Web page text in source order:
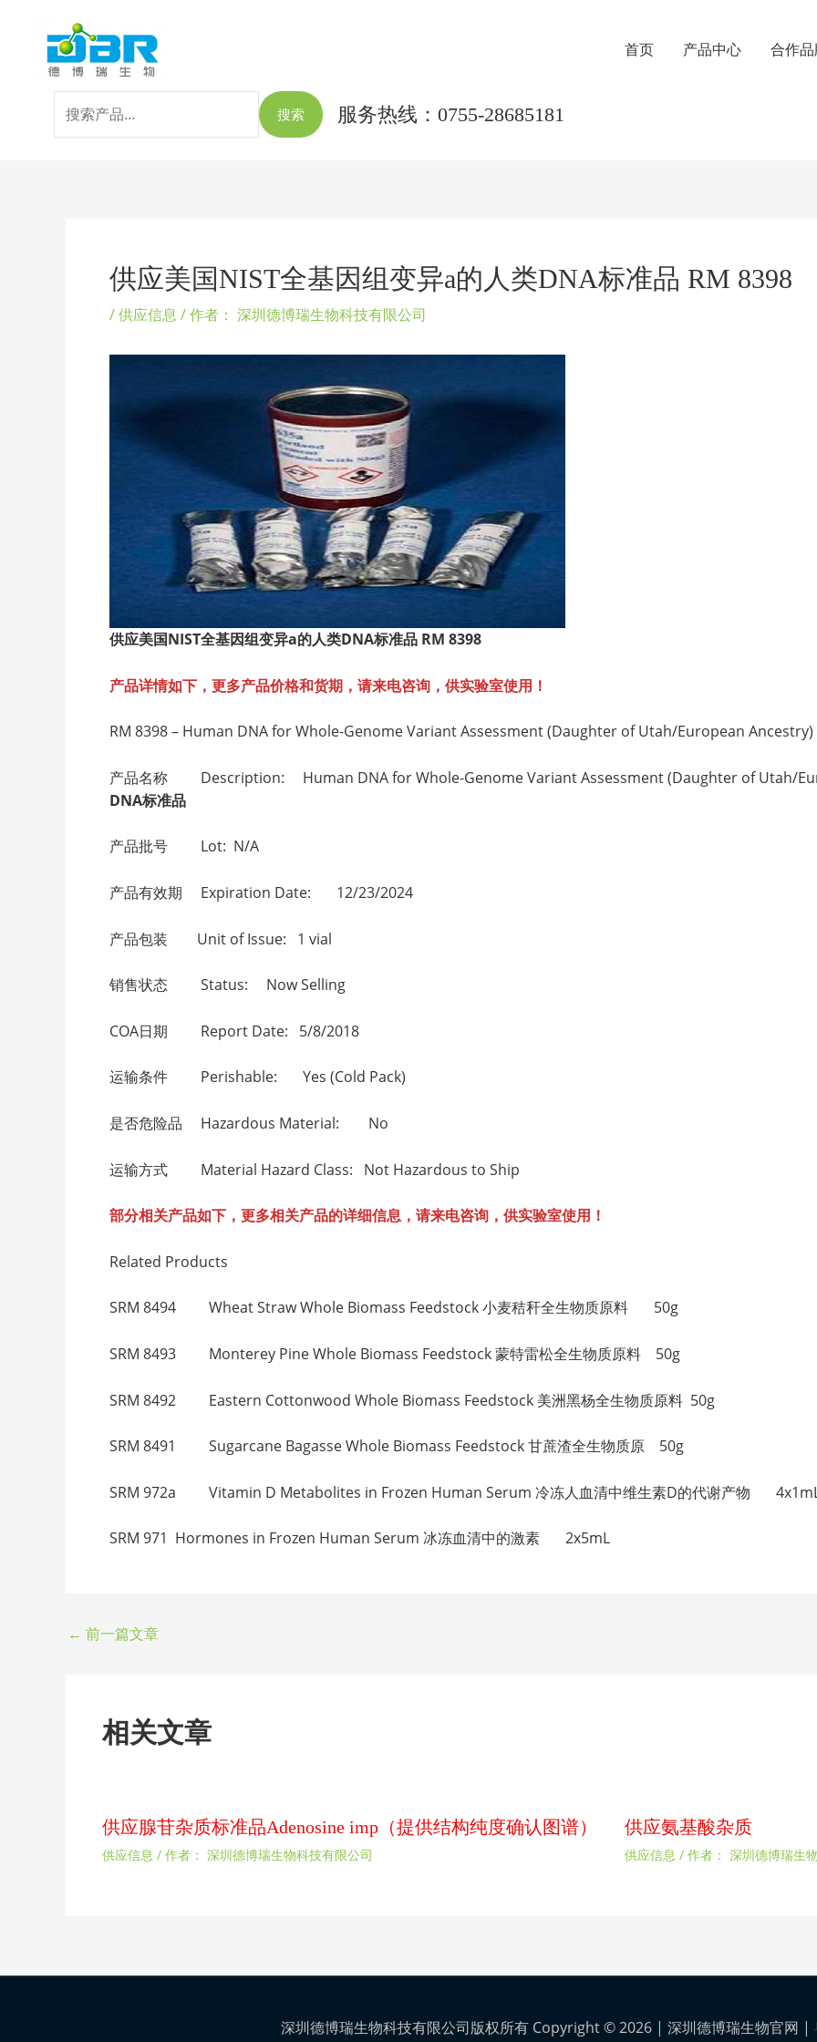
首页 产品中心 合作
索：
搜索 服务热线：0755-28685181
供应美国NIST全基因组变异a的人类DNA标准品 RM 8398
/供应信息 / 作者： 深圳德博瑞生物科技有限公司
供应美国NIST全基因组变异a的人类DNA标准品 RM 8398
产品详情如下，更多产品价格和货期，请来电咨询，供实验室使用！
RM 8398 – Human DNA for Whole-Genome Variant Assessment (Daughter of Utah/European Ancestry)
产品名称 Description: Human DNA for Whole-Genome Variant Assessment (Daughter of Utah/
DNA标准品
产品批号 Lot: N/A
产品有效期 Expiration Date: 12/23/2024
产品包装 Unit of Issue: 1 vial
销售状态 Status: Now Selling
COA日期 Report Date: 5/8/2018
运输条件 Perishable: Yes (Cold Pack)
是否危险品 Hazardous Material: No
运输方式 Material Hazard Class: Not Hazardous to Ship
部分相关产品如下，更多相关产品的详细信息，请来电咨询，供实验室使用！
Related Products
SRM 8494 Wheat Straw Whole Biomass Feedstock 小麦秸秆全生物质原料 50g
SRM 8493 Monterey Pine Whole Biomass Feedstock 蒙特雷松全生物质原料 50g
SRM 8492 Eastern Cottonwood Whole Biomass Feedstock 美洲黑杨全生物质原料 50g
SRM 8491 Sugarcane Bagasse Whole Biomass Feedstock 甘蔗渣全生物质原 50g
SRM 972a Vitamin D Metabolites in Frozen Human Serum 冷冻人血清中维生素D的代谢产物
SRM 971 Hormones in Frozen Human Serum 冰冻血清中的激素 2x5mL
← 前一篇文章
相关文章
供应腺苷杂质标准品Adenosine imp（提供结构纯度确认图谱）
供应信息 / 作者： 深圳德博瑞生物科技有限公司
供应氨基酸杂质
供应信息 / 作者： 深圳德博瑞生
深圳德博瑞生物科技有限公司版权所有 Copyright © 2026 | 深圳德博瑞生物官网 |